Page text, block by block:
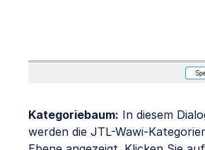
Kategoriebaum: In diesem
werden die JTL-Wawi-